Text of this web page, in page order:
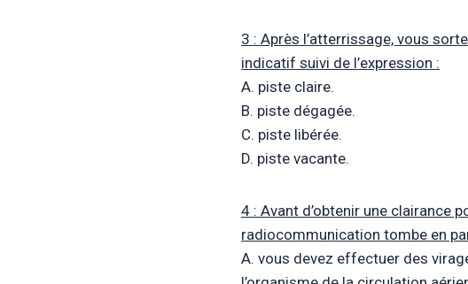
3 : Après l’atterrissage, vous
indicatif suivi de l’expression :
A. piste claire.
B. piste dégagée.
C. piste libérée.
D. piste vacante.
4 : Avant d’obtenir une clairance
radiocommunication tombe en
A. vous devez effectuer des